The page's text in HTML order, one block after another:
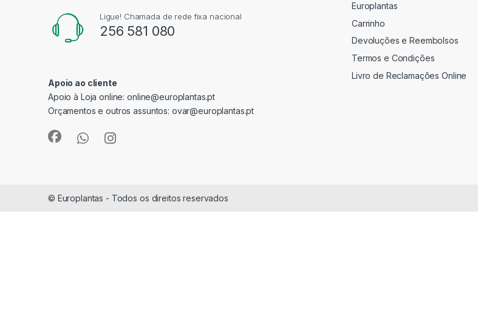
Ligue! Chamada de rede fixa nacional
256 581 080
Apoio ao cliente
Apoio à Loja online:online@europlantas.pt
Orçamentos e outros assuntos: ovar@europlantas.pt
Europlantas
Carrinho
Devoluções e Reembolsos
Termos e Condições
Livro de Reclamações Online
© Europlantas - Todos os direitos reservados